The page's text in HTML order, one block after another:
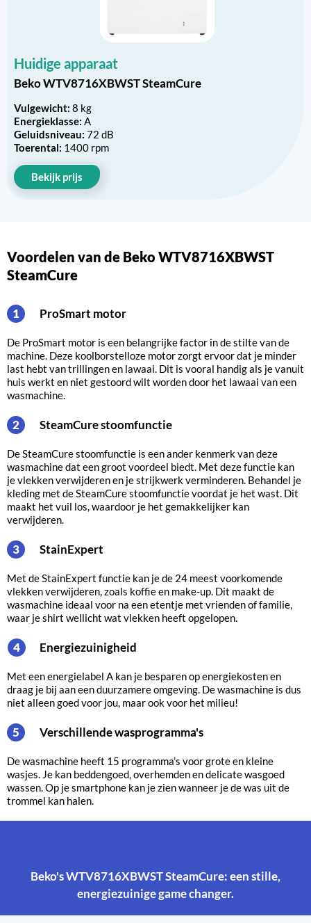
Huidige apparaat
Beko WTV8716XBWST SteamCure
Vulgewicht: 8 kg
Energieklasse: A
Geluidsniveau: 72 dB
Toerental: 1400 rpm
Bekijk prijs
Voordelen van de Beko WTV8716XBWST
SteamCure
1 ProSmart motor
De ProSmart motor is een belangrijke factor in de stilte van de
machine. Deze koolborstelloze motor zorgt ervoor dat je minder
last hebt van trillingen en lawaai. Dit is vooral handig als je vanuit
huis werkt en niet gestoord wilt worden door het lawaai van een
wasmachine.
2 SteamCure stoomfunctie
De SteamCure stoomfunctie is een ander kenmerk van deze
wasmachine dat een groot voordeel biedt. Met deze functie kan
je vlekken verwijderen en je strijkwerk verminderen. Behandel je
kleding met de SteamCure stoomfunctie voordat je het wast. Dit
maakt het vuil los, waardoor je het gemakkelijker kan
verwijderen.
3 StainExpert
Met de StainExpert functie kan je de 24 meest voorkomende
vlekken verwijderen, zoals koffie en make-up. Dit maakt de
wasmachine ideaal voor na een etentje met vrienden of familie,
waar je shirt wellicht wat vlekken heeft opgelopen.
4 Energiezuinigheid
Met een energielabel A kan je besparen op energiekosten en
draag je bij aan een duurzamere omgeving. De wasmachine is dus
niet alleen goed voor jou, maar ook voor het milieu!
5 Verschillende wasprogramma's
De wasmachine heeft 15 programma’s voor grote en kleine
wasjes. Je kan beddengoed, overhemden en delicate wasgoed
wassen. Op je smartphone kan je zien wanneer je de was uit de
trommel kan halen.
Beko's WTV8716XBWST SteamCure: een stille,
energiezuinige game changer.